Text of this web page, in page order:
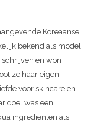
Koreaanse
bekend als model
schrijven en won
ze haar eigen
voor skincare en
doel was een
ingrediënten als